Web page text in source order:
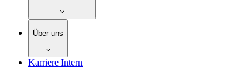
Über uns
Karriere Intern